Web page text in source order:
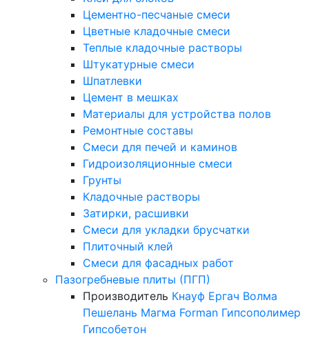
Цементно-песчаные смеси
Цветные кладочные смеси
Теплые кладочные растворы
Штукатурные смеси
Шпатлевки
Цемент в мешках
Материалы для устройства полов
Ремонтные составы
Смеси для печей и каминов
Гидроизоляционные смеси
Грунты
Кладочные растворы
Затирки, расшивки
Смеси для укладки брусчатки
Плиточный клей
Смеси для фасадных работ
Пазогребневые плиты (ПГП)
Производитель Кнауф Ергач Волма
Пешелань Магма Forman Гипсополимер
Гипсобетон